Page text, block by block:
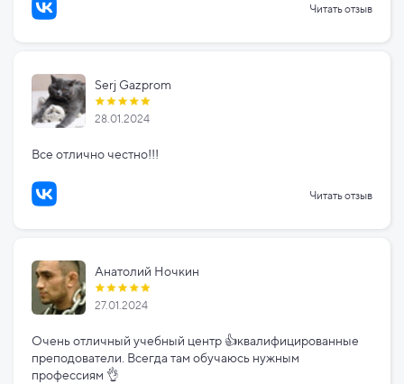
Читать отзыв
Serj Gazprom
28.01.2024
Все отлично честно!!!
Читать отзыв
Анатолий Ночкин
27.01.2024
Очень отличный учебный центр 👍квалифицированные
преподователи. Всегда там обучаюсь нужным
профессиям 👌